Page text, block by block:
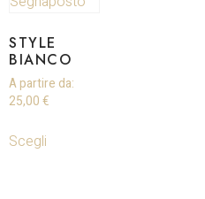
STYLE
BIANCO
A partire da:
25,00 €
Scegli